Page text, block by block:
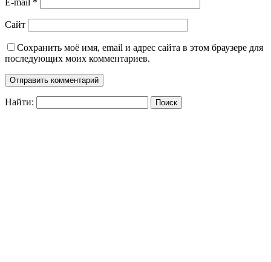
E-mail *
Сайт
Сохранить моё имя, email и адрес сайта в этом браузере для
последующих моих комментариев.
Найти: